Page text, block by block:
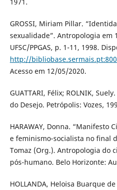
GROSSI, Miriam Pillar.
sexualidade”. Antropologia em
UFSC/PPGAS, p. 1-11, 1998.
http://
Acesso em 12/05/2020.
GUATTARI, Félix; ROLNIK,
do Desejo. Petrópolis: Vozes,
HARAWAY, Donna. “Manifesto
e feminismo-socialista no final
Tomaz (Org.). Antropologia do
pós-humano. Belo Horizonte:
HOLLANDA, Heloisa Buarque